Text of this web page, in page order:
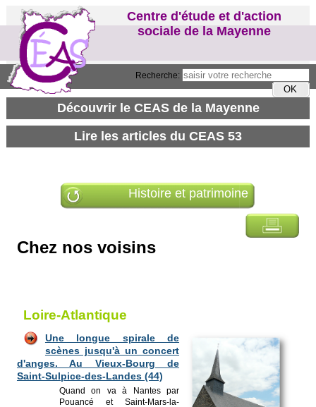
Recherche:
Centre d'étude et d'action
sociale de la Mayenne
Histoire et patrimoine
Chez nos voisins
Loire-Atlantique
Une longue spirale de
scènes jusqu'à un concert
d'anges. Au Vieux-Bourg de
Saint-Sulpice-des-Landes (44)
Quand on va à Nantes par
Pouancé et Saint-Mars-la-